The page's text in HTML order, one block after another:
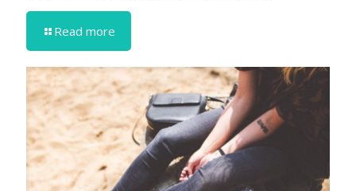
Read more